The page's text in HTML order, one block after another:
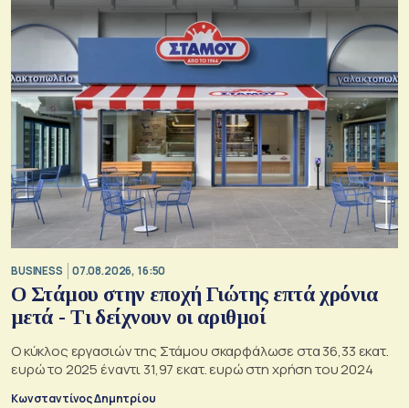
BUSINESS 07.08.2026, 16:50
Ο Στάμου στην εποχή Γιώτης επτά χρόνια
μετά - Τι δείχνουν οι αριθμοί
Ο κύκλος εργασιών της Στάμου σκαρφάλωσε στα 36,33 εκατ.
ευρώ το 2025 έναντι 31,97 εκατ. ευρώ στη χρήση του 2024
Κωνσταντίνος Δημητρίου